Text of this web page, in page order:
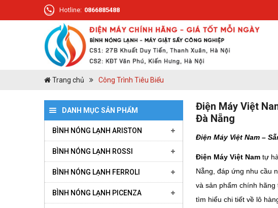
Hotline: 0866885488
Trang chủ Công Trình Tiêu Biểu
DANH MỤC SẢN PHẨM
BÌNH NÓNG LẠNH ARISTON
HOT - Lựa Chọn Hàng Đầu
Bình nóng lạnh Ariston 30 Lít
Bình nóng lạnh Ariston 20 Lít
BÌNH NÓNG LẠNH ROSSI
Bình nóng lạnh Rossi 6 Lít
Bình nóng lạnh Rossi 15 Lít
BÌNH NÓNG LẠNH FERROLI
Bình nóng lạnh Ferroli 5 lít
BÌNH NÓNG LẠNH PICENZA
Điện Máy Việt
Đà Nẵng
Điện Máy Việt Nam –
Điện Máy Việt Namtự
Nẵng, đáp ứng nhu cầu
và sản phẩm chính
tìm hiểu chi tiết về lô